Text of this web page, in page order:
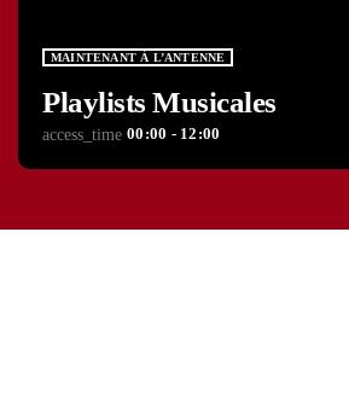
MAINTENANT À L’ANTENNE
Playlists Musicales
access_time 00:00 - 12:00